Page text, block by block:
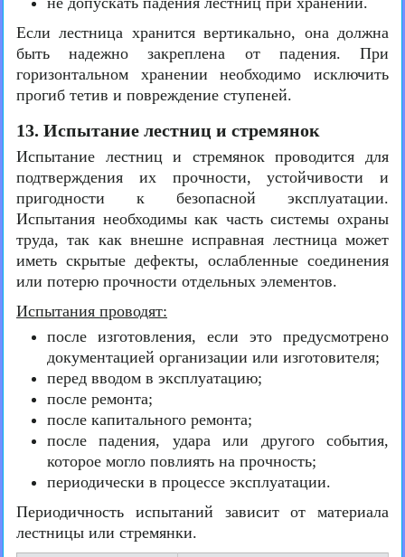
Если лестница хранится вертикально, она должна
быть надежно закреплена от падения. При
горизонтальном хранении необходимо исключить
прогиб тетив и повреждение ступеней.
13. Испытание лестниц и стремянок
Испытание лестниц и стремянок проводится для
подтверждения их прочности, устойчивости и
пригодности к безопасной эксплуатации.
Испытания необходимы как часть системы охраны
труда, так как внешне исправная лестница может
иметь скрытые дефекты, ослабленные соединения
или потерю прочности отдельных элементов.
Испытания проводят:
после изготовления, если это предусмотрено
документацией организации или изготовителя;
перед вводом в эксплуатацию;
после ремонта;
после капитального ремонта;
после падения, удара или другого события,
которое могло повлиять на прочность;
периодически в процессе эксплуатации.
Периодичность испытаний зависит от материала
лестницы или стремянки.